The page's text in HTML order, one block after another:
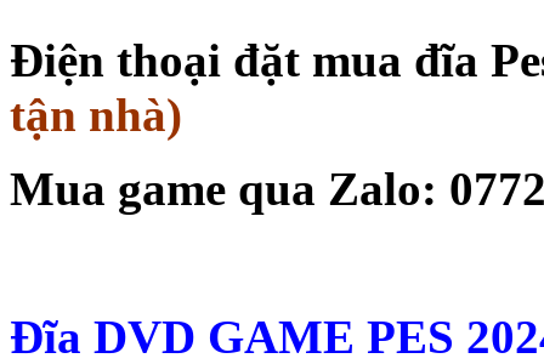
Điện thoại đặt mua đĩa
tận nhà)
Mua game qua Zalo:
Đĩa DVD GAME PES